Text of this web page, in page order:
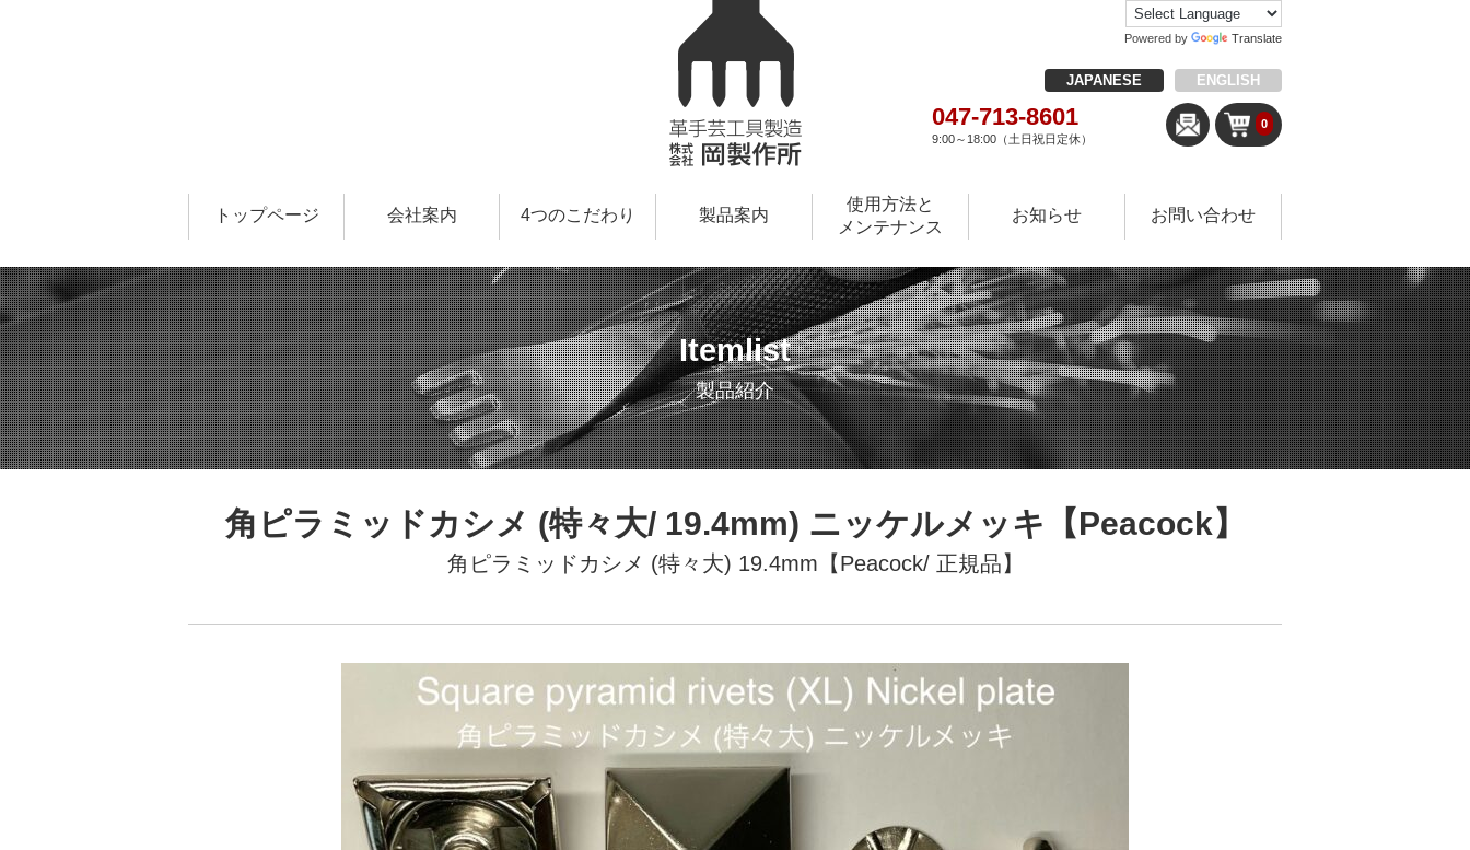
Powered by Translate
JAPANESE ENGLISH
047-713-8601
9:00～18:00（土日祝日定休）
0
トップページ 会社案内 4つのこだわり 製品案内
使用方法と
メンテナンス
お知らせ お問い合わせ
Itemlist
製品紹介
角ピラミッドカシメ (特々大/ 19.4mm) ニッケルメッキ【Peacock】
角ピラミッドカシメ (特々大) 19.4mm【Peacock/ 正規品】